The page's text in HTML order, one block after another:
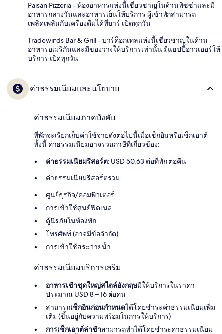
Paisan Pizzeria - ห้องอาหารแห่งนี้เชี่ยวชาญในด้านพิซซ่าและมี
อาหารกลางวันและอาหารเย็นให้บริการ ผู้เข้าพักสามารถ
เพลิดเพลินกับเครื่องดื่มได้ที่บาร์ เปิดทุกวัน
Tradewinds Bar & Grill - บาร์ค็อกเทลแห่งนี้เชี่ยวชาญในด้าน
อาหารอเมริกันและมีของว่างให้บริการเท่านั้น มีแฮปปี้อาวเออร์ให้
บริการ เปิดทุกวัน
ค่าธรรมเนียมและนโยบาย
ค่าธรรมเนียมภาคบังคับ
ที่พักจะเรียกเก็บค่าใช้จ่ายดังต่อไปนี้เมื่อเช็กอินหรือเช็กเอาต์
ทั้งนี้ ค่าธรรมเนียมอาจรวมภาษีที่เกี่ยวข้อง:
ค่าธรรมเนียมรีสอร์ต: USD 50.63 ต่อที่พัก ต่อคืน
ค่าธรรมเนียมรีสอร์ตรวม:
ศูนย์ธุรกิจ/คอมพิวเตอร์
การเข้าใช้ศูนย์ฟิตเนส
ตู้นิรภัยในห้องพัก
โทรศัพท์ (อาจมีข้อจำกัด)
การเข้าใช้สระว่ายน้ำ
ค่าธรรมเนียมบริการเสริม
อาหารเช้าชุดใหญ่สไตล์อังกฤษมีให้บริการในราคา
ประมาณ USD 8 – 16 ต่อคน
สามารถเช็กอินก่อนกำหนดได้โดยชำระค่าธรรมเนียมเพิ่ม
เติม (ขึ้นอยู่กับความพร้อมในการให้บริการ)
การเช็กเอาต์ล่าช้าสามารถทำได้โดยชำระค่าธรรมเนียม